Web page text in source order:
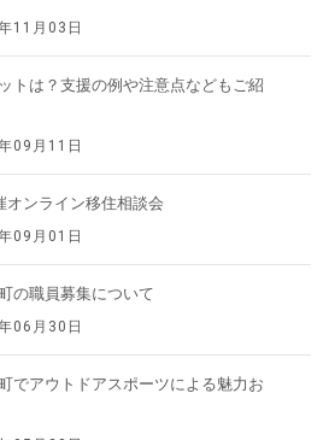
11月03日
トは？支援の例や注意点などもご紹
09月11日
オンライン移住相談会
09月01日
の職員募集について
06月30日
でアウトドアスポーツによる魅力お